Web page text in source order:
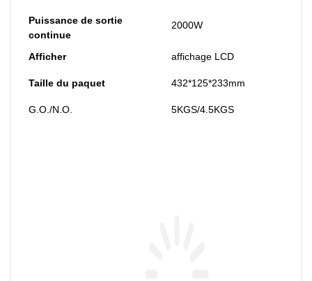
Puissance de sortie
continue
2000W
Afficher affichage LCD
Taille du paquet 432*125*233mm
G.O./N.O. 5KGS/4.5KGS